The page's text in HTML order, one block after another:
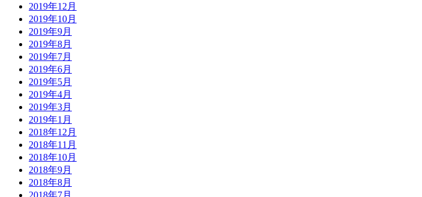
2019年12月
2019年10月
2019年9月
2019年8月
2019年7月
2019年6月
2019年5月
2019年4月
2019年3月
2019年1月
2018年12月
2018年11月
2018年10月
2018年9月
2018年8月
2018年7月